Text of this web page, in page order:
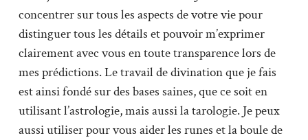
concentrer sur tous les aspects de votre vie pour
distinguer tous les détails et pouvoir m’exprimer
clairement avec vous en toute transparence lors de
mes prédictions. Le travail de divination que je fais
est ainsi fondé sur des bases saines, que ce soit en
utilisant l’astrologie, mais aussi la tarologie. Je peux
aussi utiliser pour vous aider les runes et la boule de